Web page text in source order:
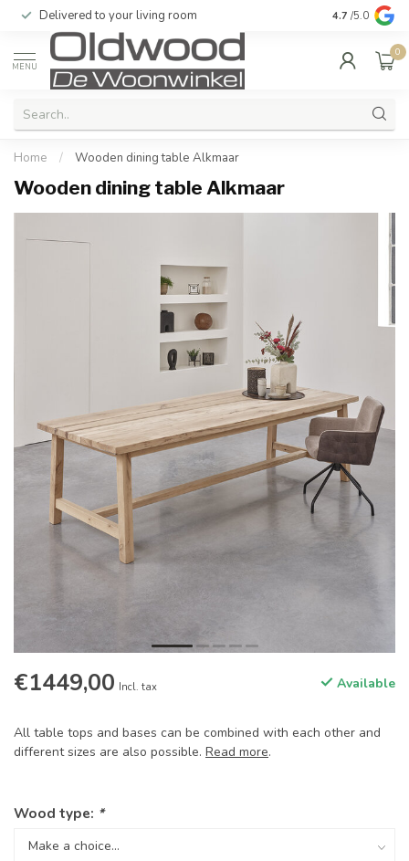
Delivered to your living room Quality &
4.7 /5.0
MENU
0
Home / Wooden dining table Alkmaar
Wooden dining table Alkmaar
€1449,00 Incl. tax Available
All table tops and bases can be combined with each other and
different sizes are also possible. Read more.
Wood type: *